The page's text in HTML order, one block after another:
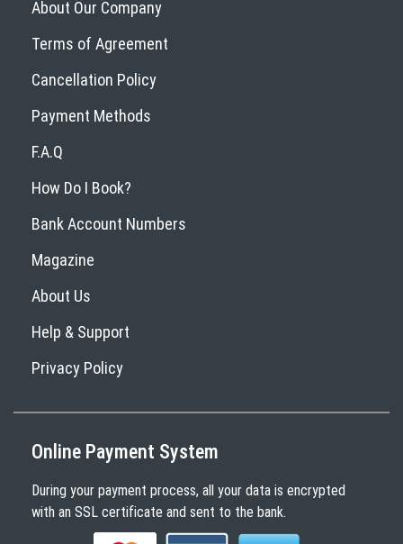
About Our Company
Terms of Agreement
Cancellation Policy
Payment Methods
F.A.Q
How Do I Book?
Bank Account Numbers
Magazine
About Us
Help & Support
Privacy Policy
Online Payment System
During your payment process, all your data is encrypted
with an SSL certificate and sent to the bank.